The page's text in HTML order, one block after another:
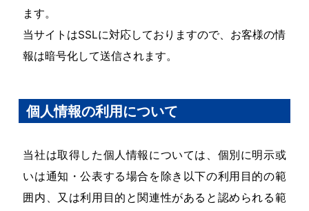
ます。
当サイトはSSLに対応しておりますので、お客様の情
報は暗号化して送信されます。
個人情報の利用について
当社は取得した個人情報については、個別に明示或
いは通知・公表する場合を除き以下の利用目的の範
囲内、又は利用目的と関連性があると認められる範